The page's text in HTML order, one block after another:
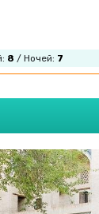
8 / Ночей: 7